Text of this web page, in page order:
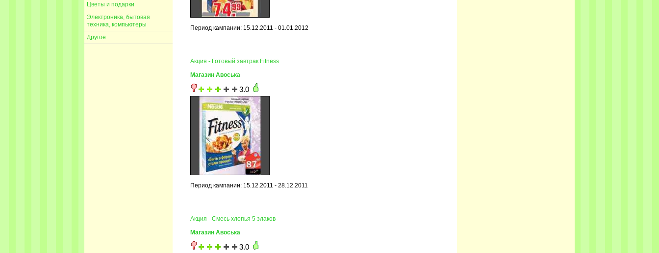
Цветы и подарки
Электроника, бытовая
техника, компьютеры
Другое
Период кампании: 15.12.2011 - 01.01.2012
Акция - Готовый завтрак Fitness
Магазин Авоська
3.0
Период кампании: 15.12.2011 - 28.12.2011
Акция - Смесь хлопья 5 злаков
Магазин Авоська
3.0